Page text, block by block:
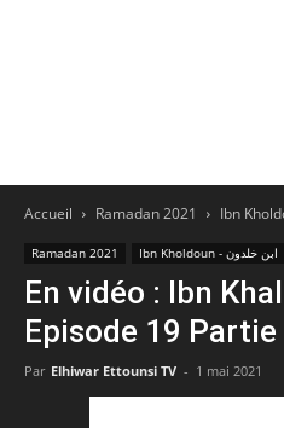
Accueil Ramadan 2021
Ramadan 2021 Ibn Kholdoun - ابن خلدون
En vidéo : Ibn
Episode 19 Partie
Par Elhiwar Ettounsi TV - 1 mai 2021